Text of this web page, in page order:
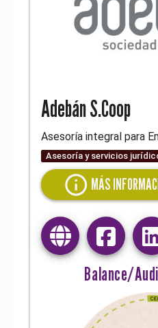
Adebán S.Coop
Asesoría integral para
Asesoría y servicios
info MÁS
Balance/